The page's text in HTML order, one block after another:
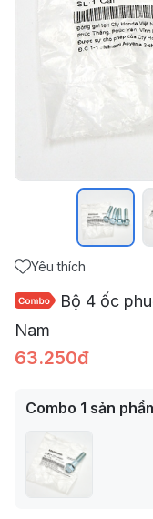
Yêu thích
Bộ 4 ốc
Nam
63.250đ
Combo 1 sản